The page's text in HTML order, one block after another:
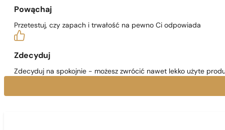
Powąchaj
Przetestuj, czy zapach i trwałość na pewno Ci odpowiada
Zdecyduj
Zdecyduj na spokojnie - możesz zwrócić nawet lekko użyte